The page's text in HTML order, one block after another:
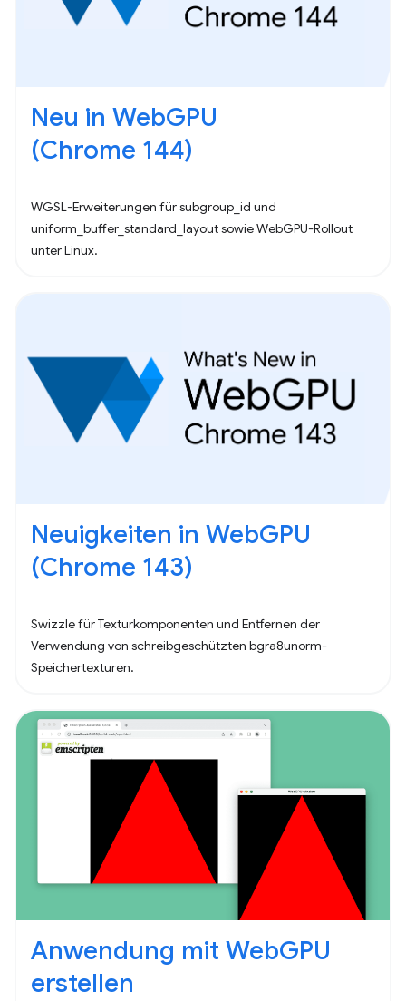
Neu in WebGPU
(Chrome 144)
WGSL-Erweiterungen für subgroup_id und
uniform_buffer_standard_layout sowie WebGPU-Rollout
unter Linux.
Neuigkeiten in WebGPU
(Chrome 143)
Swizzle für Texturkomponenten und Entfernen der
Verwendung von schreibgeschützten bgra8unorm-
Speichertexturen.
Anwendung mit WebGPU
erstellen